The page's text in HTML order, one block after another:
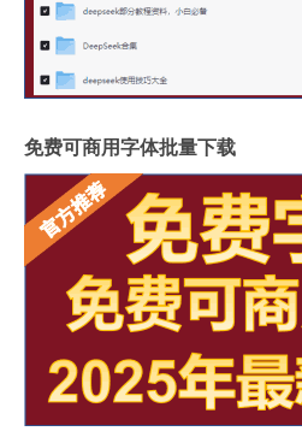
免费可商用字体批量下载